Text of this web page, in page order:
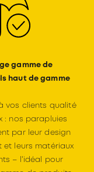
gamme de
haut de gamme
vos clients qualité
: nos parapluies
par leur design
et leurs matériaux
– l'idéal pour